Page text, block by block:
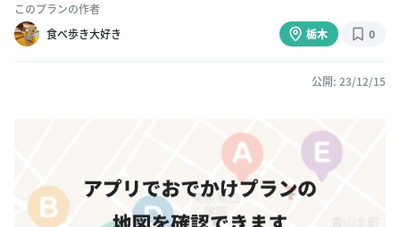
このプランの作者
食べ歩き大好き
栃木 0
公開: 23/12/15